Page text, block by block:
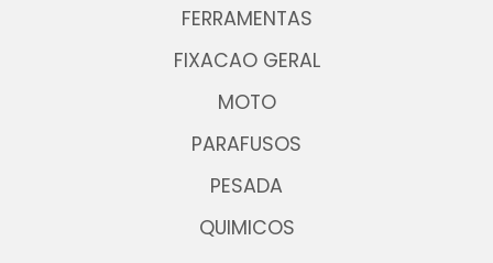
FERRAMENTAS
FIXACAO GERAL
MOTO
PARAFUSOS
PESADA
QUIMICOS